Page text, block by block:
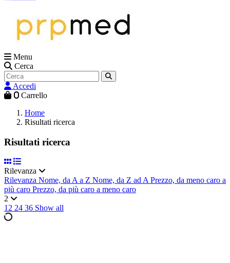
Menu
Cerca
Accedi
0 Carrello
Home
Risultati ricerca
Risultati ricerca
Rilevanza
Rilevanza Nome, da A a Z Nome, da Z ad APrezzo, da meno caro a
più caro Prezzo, da più caro a meno caro
2
12 24 36 Show all